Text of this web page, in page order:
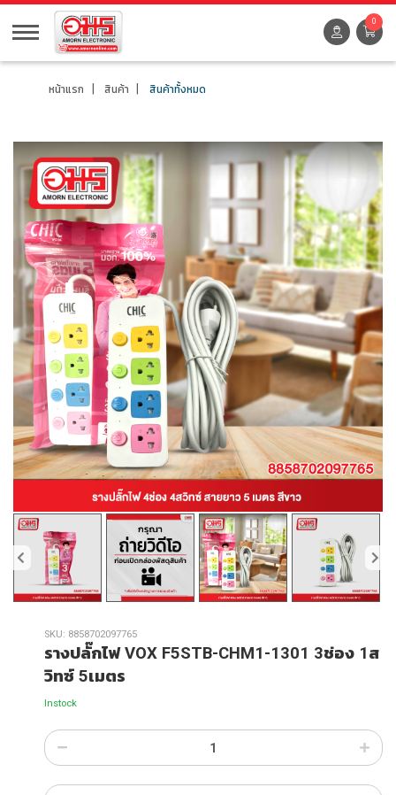
0
หน้าแรก สินค้า สินค้าทั้งหมด
SKU: 8858702097765
รางปลั๊กไฟ VOX F5STB-CHM1-1301 3ช่อง 1ส
วิทซ์ 5เมตร
Instock